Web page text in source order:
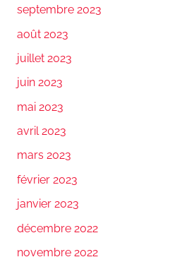
septembre 2023
août 2023
juillet 2023
juin 2023
mai 2023
avril 2023
mars 2023
février 2023
janvier 2023
décembre 2022
novembre 2022